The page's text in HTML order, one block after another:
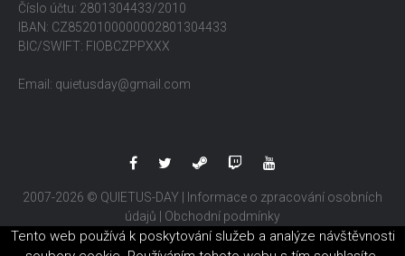
Číslo účtu: 2801304433/2010
IBAN: CZ8520100000002801304433
BIC/SWIFT: FIOBCZPPXXX
Email: quietusday@gmail.com
2007-2026 © QUIETUS-DAY |
Informace o zpracování osobních
údajů
Obchodní podmínky
Tento web používá k poskytování služeb a analýze návštěvnosti